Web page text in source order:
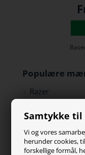
Samtykke til
Vi og vores
herunder cookies,
forskellige formål,
Populære
Razer
SteelSeries
ZOWIE
Turtle Beach